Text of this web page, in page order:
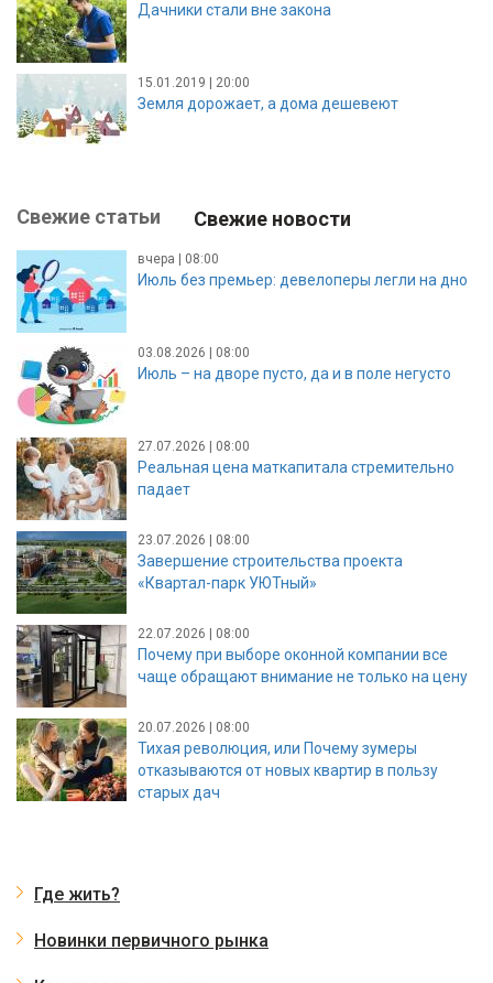
Дачники стали вне закона
15.01.2019 | 20:00
Земля дорожает, а дома дешевеют
Свежие статьи Свежие новости
вчера | 08:00
Июль без премьер: девелоперы легли на дно
03.08.2026 | 08:00
Июль – на дворе пусто, да и в поле негусто
27.07.2026 | 08:00
Реальная цена маткапитала стремительно
падает
23.07.2026 | 08:00
Завершение строительства проекта
«Квартал-парк УЮТный»
22.07.2026 | 08:00
Почему при выборе оконной компании все
чаще обращают внимание не только на цену
20.07.2026 | 08:00
Тихая революция, или Почему зумеры
отказываются от новых квартир в пользу
старых дач
Где жить?
Новинки первичного рынка